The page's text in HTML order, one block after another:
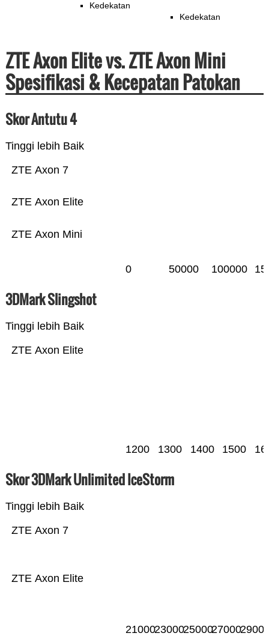
Kedekatan
Kedekatan
ZTE Axon Elite vs. ZTE Axon Mini
Spesifikasi & Kecepatan Patokan
Skor Antutu 4
Tinggi lebih Baik
ZTE Axon Mini
ZTE Axon Elite
ZTE Axon 7
0 50000 100000
3DMark Slingshot
Tinggi lebih Baik
ZTE Axon Elite
1200 1300 1400 1500
Skor 3DMark Unlimited IceStorm
Tinggi lebih Baik
ZTE Axon Elite
ZTE Axon 7
21000230002500027000